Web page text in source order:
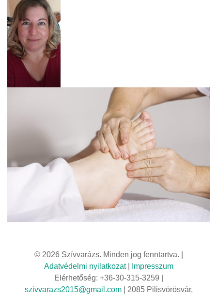
© 2026 Szívvarázs. Minden jog fenntartva. |
Adatvédelmi nyilatkozat|
Impresszum
Elérhetőség: +36-30-315-3259 |
szivvarazs2015@gmail.com| 2085 Pilisvörösvár,